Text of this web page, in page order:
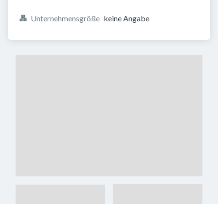
Unternehmensgröße keine Angabe